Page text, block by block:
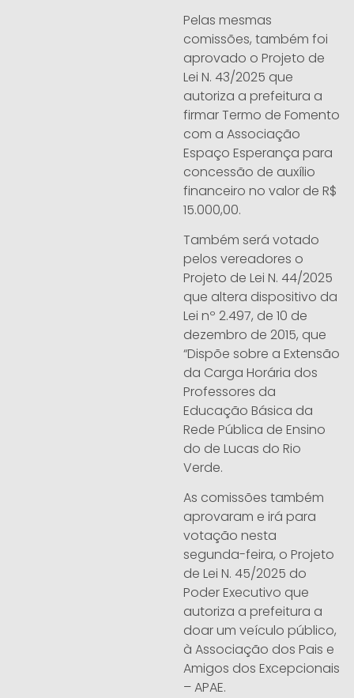
Pelas mesmas
comissões, também foi
aprovado o Projeto de
Lei N. 43/2025 que
autoriza a prefeitura a
firmar Termo de Fomento
com a Associação
Espaço Esperança para
concessão de auxílio
financeiro no valor de R$
15.000,00.
Também será votado
pelos vereadores o
Projeto de Lei N. 44/2025
que altera dispositivo da
Lei nº 2.497, de 10 de
dezembro de 2015, que
“Dispõe sobre a Extensão
da Carga Horária dos
Professores da
Educação Básica da
Rede Pública de Ensino
do de Lucas do Rio
Verde.
As comissões também
aprovaram e irá para
votação nesta
segunda-feira, o Projeto
de Lei N. 45/2025 do
Poder Executivo que
autoriza a prefeitura a
doar um veículo público,
à Associação dos Pais e
Amigos dos Excepcionais
– APAE.